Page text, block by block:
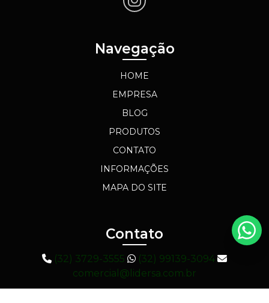
Navegação
HOME
EMPRESA
BLOG
PRODUTOS
CONTATO
INFORMAÇÕES
MAPA DO SITE
Contato
(32) 3729-3555
(32) 99139-3094
comercial@lidersa.com.br